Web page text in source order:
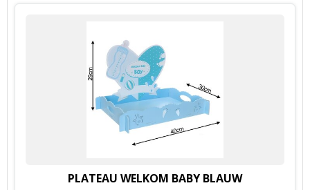
PLATEAU WELKOM BABY BLAUW